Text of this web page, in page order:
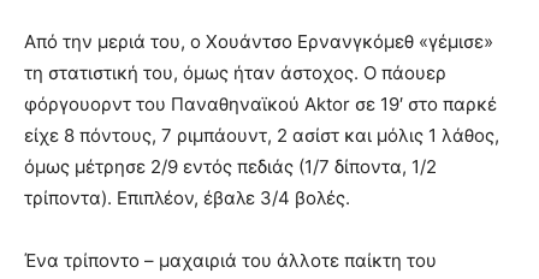
Από την μεριά του, ο Χουάντσο Ερνανγκόμεθ «γέμισε»
τη στατιστική του, όμως ήταν άστοχος. Ο πάουερ
φόργουορντ του Παναθηναϊκού Aktor σε 19′ στο παρκέ
είχε 8 πόντους, 7 ριμπάουντ, 2 ασίστ και μόλις 1 λάθος,
όμως μέτρησε 2/9 εντός πεδιάς (1/7 δίποντα, 1/2
τρίποντα). Επιπλέον, έβαλε 3/4 βολές.
Ένα τρίποντο – μαχαιριά του άλλοτε παίκτη του